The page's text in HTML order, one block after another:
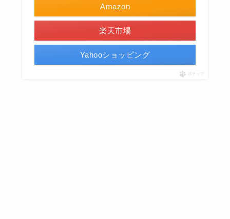
Amazon
楽天市場
Yahooショッピング
ポチップ